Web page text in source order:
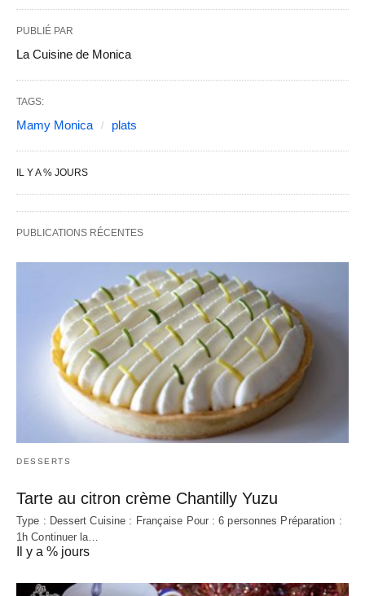
PUBLIÉ PAR
La Cuisine de Monica
TAGS:
Mamy Monica plats
IL Y A % JOURS
PUBLICATIONS RÉCENTES
DESSERTS
Tarte au citron crème Chantilly Yuzu
Type : Dessert Cuisine : Française Pour : 6 personnes Préparation :
1h Continuer la…
Il y a % jours